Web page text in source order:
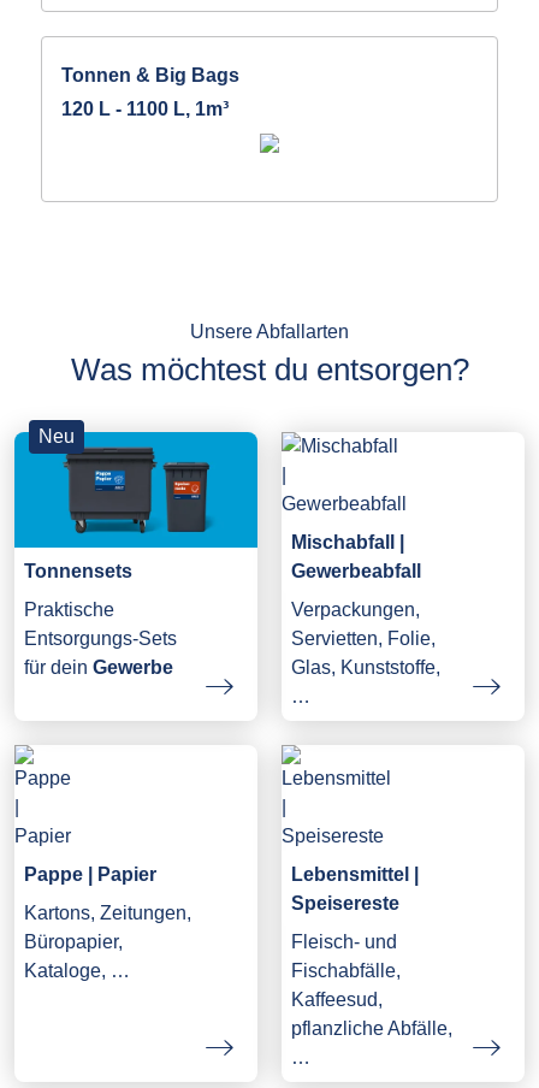
Tonnen & Big Bags
120 L - 1100 L, 1m³
Unsere Abfallarten
Was möchtest du entsorgen?
Neu
Tonnensets
Praktische
Entsorgungs-Sets
für dein Gewerbe
Mischabfall |
Gewerbeabfall
Verpackungen,
Servietten, Folie,
Glas, Kunststoffe,
…
Pappe | Papier
Kartons, Zeitungen,
Büropapier,
Kataloge, …
Lebensmittel |
Speisereste
Fleisch- und
Fischabfälle,
Kaffeesud,
pflanzliche Abfälle,
…